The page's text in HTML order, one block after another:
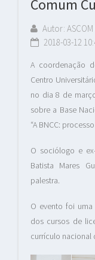
Comum
Autor: ASCOM
2018-03-12
A coordenação
Centro
no dia 8 de
sobre a Base
“A BNCC:
O sociólogo e
Batista Mares
palestra.
O evento foi
dos cursos de
currículo nacional